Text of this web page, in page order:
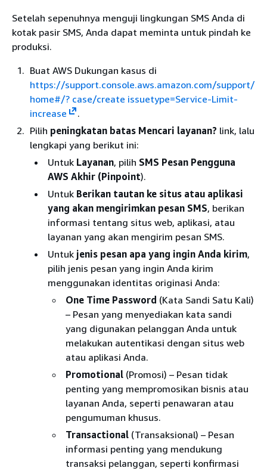
Setelah sepenuhnya menguji lingkungan SMS Anda di
kotak pasir SMS, Anda dapat meminta untuk pindah ke
produksi.
Buat AWS Dukungan kasus di
https://support.console.aws.amazon.com/support/
home#/? case/create issuetype=Service-Limit-
increase
.
Pilih peningkatan batas Mencari layanan? link, lalu
lengkapi yang berikut ini:
Untuk Layanan, pilih SMS Pesan Pengguna
AWS Akhir (Pinpoint).
Untuk Berikan tautan ke situs atau aplikasi
yang akan mengirimkan pesan SMS, berikan
informasi tentang situs web, aplikasi, atau
layanan yang akan mengirim pesan SMS.
Untuk jenis pesan apa yang ingin Anda kirim,
pilih jenis pesan yang ingin Anda kirim
menggunakan identitas originasi Anda:
One Time Password (Kata Sandi Satu Kali)
– Pesan yang menyediakan kata sandi
yang digunakan pelanggan Anda untuk
melakukan autentikasi dengan situs web
atau aplikasi Anda.
Promotional (Promosi) – Pesan tidak
penting yang mempromosikan bisnis atau
layanan Anda, seperti penawaran atau
pengumuman khusus.
Transactional (Transaksional) – Pesan
informasi penting yang mendukung
transaksi pelanggan, seperti konfirmasi